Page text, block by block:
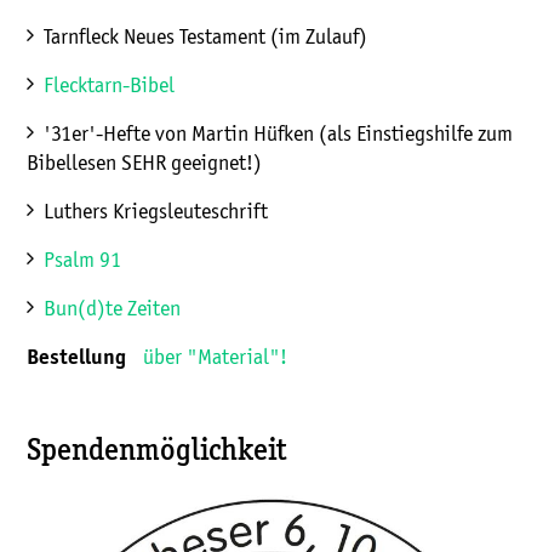
Tarnfleck Neues Testament (im Zulauf)
Flecktarn-Bibel
'31er'-Hefte von Martin Hüfken (als Einstiegshilfe zum
Bibellesen SEHR geeignet!)
Luthers Kriegsleuteschrift
Psalm 91
Bun(d)te Zeiten
Bestellung über "Material"!
Spendenmöglichkeit